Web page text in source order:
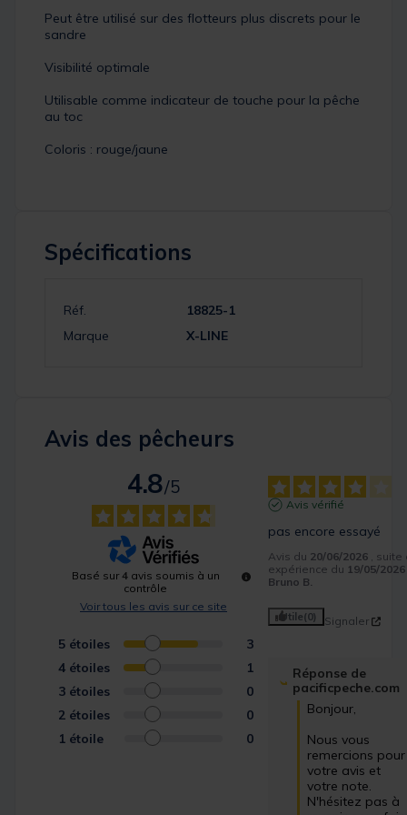
Peut être utilisé sur des flotteurs plus discrets pour le
sandre
Visibilité optimale
Utilisable comme indicateur de touche pour la pêche
au toc
Coloris : rouge/jaune
Spécifications
Réf.
18825-1
Marque
X-LINE
Avis des pêcheurs
4.8
/5
Basé sur 4 avis soumis à un
contrôle
Voir tous les avis sur ce site
5 étoiles
3
4 étoiles
1
3 étoiles
0
2 étoiles
0
1 étoile 0
Avis vérifié
pas encore essayé
Avis du 20/06/2026 , suite
expérience du 19/05/2026
Bruno B.
Utile(0) Signaler
Réponse de
pacificpeche.com
Bonjour,
Nous vous
remercions pour
votre avis et
votre note.
N'hésitez pas à